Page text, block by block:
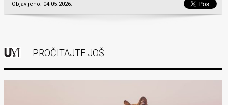
Objavljeno: 04.05.2026.
PROČITAJTE JOŠ